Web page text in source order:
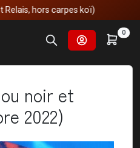
carpes koï)
0
(octobre 2022)
noir et
2022)